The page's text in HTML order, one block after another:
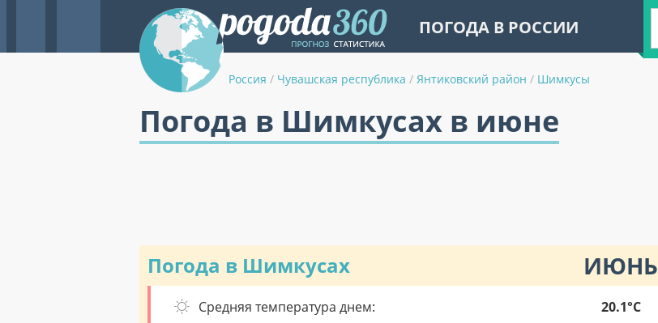
ПОГОДА В РОССИИ
Россия / Чувашская республика / Янтиковский район / Шимкусы
Погода в Шимкусах в июне
Погода в Шимкусах ИЮНЬ
Средняя температура днем:
20.1°C